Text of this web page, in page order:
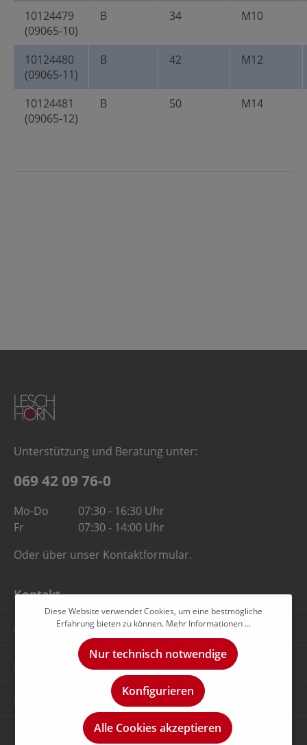
10124479
(09065-10)
B 34 M10
10124480
(09065-11)
B 42 M12
10124481
(09065-12)
B 50 M14
Unterstützung und Beratung unter:
069 42 09 76-0
Mo-Do
07:30 - 16:30 Uhr
Fr
07:30 - 14:00 Uhr
Oder über unser Kontaktformular.
Kontakt
Unternehmen
Rechtliches
Diese Website verwendet Cookies, um eine bestmögliche
Erfahrung bieten zu können. Mehr Informationen ...
Nur technisch notwendige
Konfigurieren
Alle Cookies akzeptieren